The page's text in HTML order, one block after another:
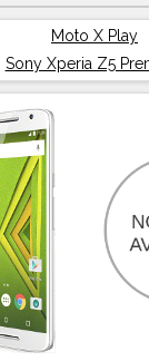
Moto X Play
Sony Xperia Z5